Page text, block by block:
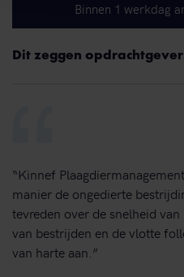
Binnen 1 werkdag
Dit zeggen
“Kinnef
manier de ongedierte
tevreden over de snelheid
van bestrijden en de vlotte
van harte aan.”